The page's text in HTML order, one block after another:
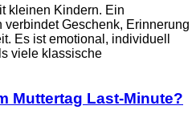
kleinen Kindern. Ein
Geschenk, Erinnerung
Es ist emotional, individuell
viele klassische
Muttertag Last-Minute?